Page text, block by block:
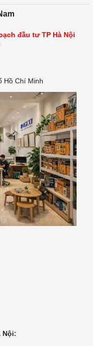
đầu tư TP Hà Nội
Hồ Chí Minh
Nội: